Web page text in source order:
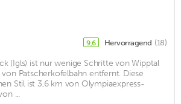
9,6 Hervorragend (18)
(Igls) ist nur wenige Schritte von Wipptal
Patscherkofelbahn entfernt. Diese
Stil ist 3,6 km von Olympiaexpress-
...